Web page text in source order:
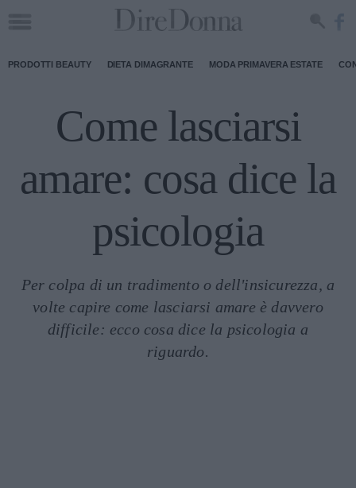
PRODOTTI BEAUTY DIETA DIMAGRANTE MODA PRIMAVERA ESTATE
Come lasciarsi
amare: cosa dice la
psicologia
Per colpa di un tradimento o dell'insicurezza, a
volte capire come lasciarsi amare è davvero
difficile: ecco cosa dice la psicologia a
riguardo.